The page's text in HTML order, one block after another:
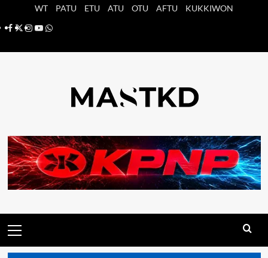
WT PATU ETU ATU OTU AFTU
KUKKIWON
Facebook
X Instagram
YouTube
Whatsapp
principal